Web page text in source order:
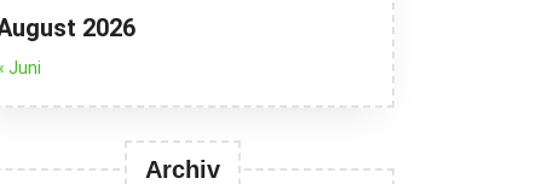
2026
Juni
Archiv